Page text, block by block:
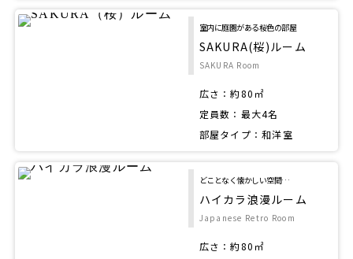
室内に庭園がある桜色の部屋
SAKURA(桜)ルーム
SAKURA Room
広さ：約80㎡
定員数：最大4名
部屋タイプ：和洋室
どことなく懐かしい空間…
ハイカラ浪漫ルーム
Japanese Retro Room
広さ：約80㎡